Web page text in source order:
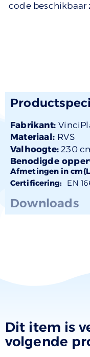
code beschikbaar
Fabrikant:
Materiaal: RVS
Valhoogte: 230
Benodigde
Afmetingen in
Certificering: EN
Downloads
Dit item is
volgende